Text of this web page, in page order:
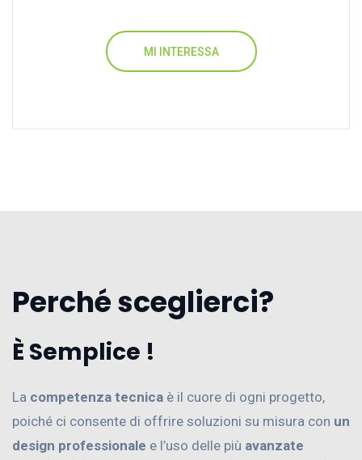
MI INTERESSA
Perché sceglierci?
È Semplice !
La competenza tecnica è il cuore di ogni progetto,
poiché ci consente di offrire soluzioni su misura con un
design professionale e l’uso delle più avanzate